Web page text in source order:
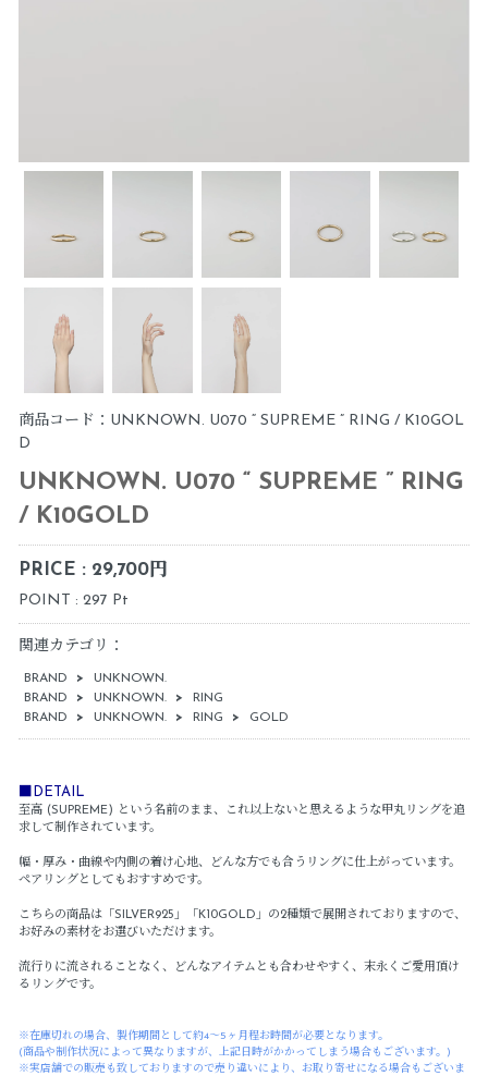
商品コード：UNKNOWN. U070 “ SUPREME ” RING / K10GOL
D
UNKNOWN. U070 “ SUPREME ” RING
/ K10GOLD
PRICE : 29,700円
POINT : 297 Pt
関連カテゴリ：
BRAND >
UNKNOWN.
BRAND
> UNKNOWN. >
RING
BRAND
> UNKNOWN. > RING > GOLD
■DETAIL
至高 (SUPREME) という名前のまま、これ以上ないと思えるような甲丸リングを追
求して制作されています。
幅・厚み・曲線や内側の着け心地、どんな方でも合うリングに仕上がっています。
ペアリングとしてもおすすめです。
こちらの商品は「SILVER925」「K10GOLD」の2種類で展開されておりますので、
お好みの素材をお選びいただけます。
流行りに流されることなく、どんなアイテムとも合わせやすく、末永くご愛用頂け
るリングです。
※在庫切れの場合、製作期間として約4～5ヶ月程お時間が必要となります。
(商品や制作状況によって異なりますが、上記日時がかかってしまう場合もございます。)
※実店舗での販売も致しておりますので売り違いにより、お取り寄せになる場合もございま